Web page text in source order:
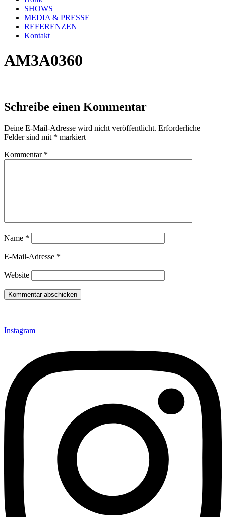
SHOWS
MEDIA & PRESSE
REFERENZEN
Kontakt
AM3A0360
Schreibe einen Kommentar
Deine E-Mail-Adresse wird nicht veröffentlicht. Erforderliche
Felder sind mit * markiert
Kommentar *
Name *
E-Mail-Adresse *
Website
Instagram